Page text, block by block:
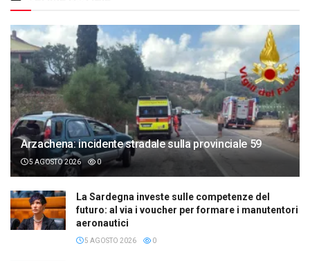
Arzachena: incidente stradale sulla provinciale 59
5 AGOSTO 2026 0
La Sardegna investe sulle competenze del
futuro: al via i voucher per formare i manutentori
aeronautici
5 AGOSTO 2026 0